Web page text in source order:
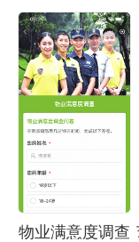
物业满意度调查